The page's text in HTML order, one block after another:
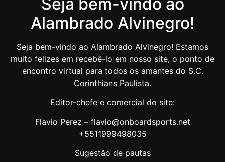
Alambrado Alvinegro!
Seja bem-vindo ao Alambrado Alvinegro! Estamos
muito felizes em recebê-lo em nosso site, o ponto de
encontro virtual para todos os amantes do S.C.
Corinthians Paulista.
Editor-chefe e comercial do site:
Flavio Perez – flavio@onboardsports.net
+5511999498035
Sugestão de pautas